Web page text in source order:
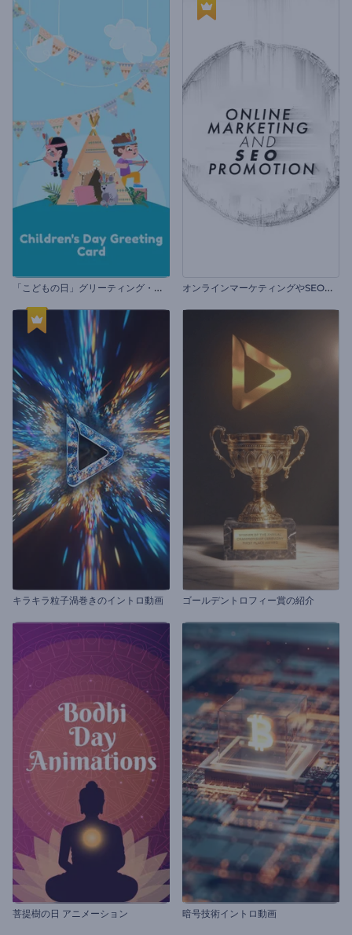
「
こどもの日」グリーティング・カード オ
ンラインマーケティングやSEOプロモーション
キラキラ粒子渦巻きのイントロ動画 ゴールデントロフィー賞の紹介
菩提樹の日 アニメーション 暗号技術イントロ動画